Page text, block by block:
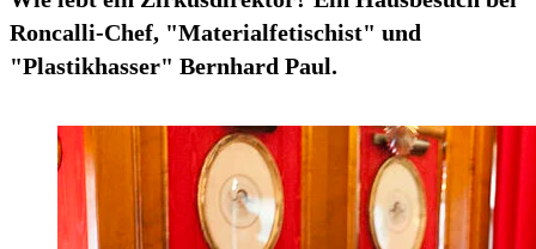
Roncalli-Chef, "Materialfetischist" und
"Plastikhasser" Bernhard Paul.